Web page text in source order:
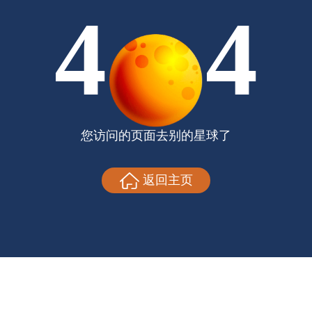
4 4
您访问的页面去别的星球了
返回主页